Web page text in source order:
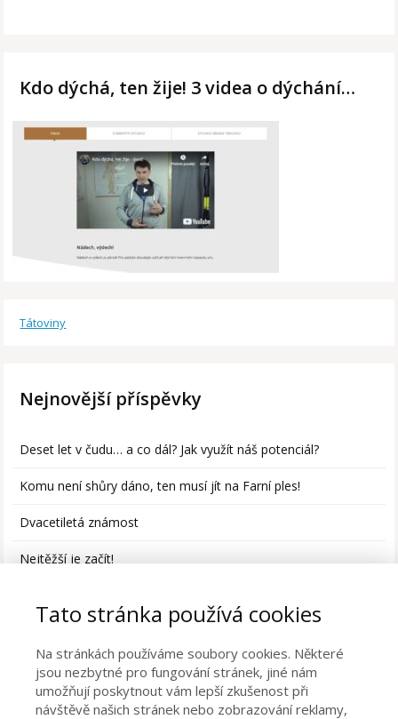
Kdo dýchá, ten žije! 3 videa o dýchání…
Tátoviny
Nejnovější příspěvky
Deset let v čudu… a co dál? Jak využít náš potenciál?
Komu není shůry dáno, ten musí jít na Farní ples!
Dvacetiletá známost
Nejtěžší je začít!
Otázky na tátu
Tato stránka používá cookies
Na stránkách používáme soubory cookies. Některé
jsou nezbytné pro fungování stránek, jiné nám
umožňují poskytnout vám lepší zkušenost při
návštěvě našich stránek nebo zobrazování reklamy,